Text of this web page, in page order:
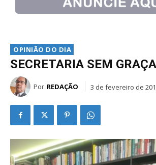
OPINIÃO DO DIA
SECRETARIA SEM GRAÇA
Por REDAÇÃO 3 de fevereiro de